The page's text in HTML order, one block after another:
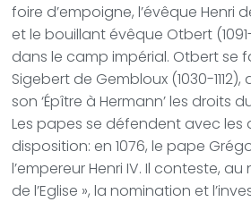
foire d’empoigne, l’évêque Henri
et le bouillant évêque Otbert
dans le camp impérial. Otbert se
Sigebert de Gembloux (1030-
son ‘Épître à Hermann’ les droits
Les papes se défendent avec les
disposition: en 1076, le pape
l’empereur Henri IV. Il conteste,
de l’Eglise », la nomination et